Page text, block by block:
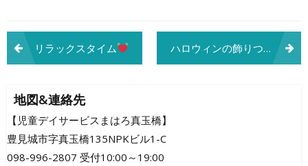
投
稿
ナ
ビ
ゲ
リラックスタイム ハロウィンの飾りつけ ♪
地図&連絡先
【児童デイサービスまはろ真玉橋】
豊見城市字真玉橋135NPKビル1-C
098-996-2807 受付10:00～19:00